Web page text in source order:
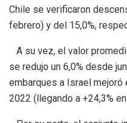
Chile se verificaron
febrero) y del 15,0%,
A su vez, el valor
se redujo un 6,0% desde
embarques a Israel
2022 (llegando a +24,3%